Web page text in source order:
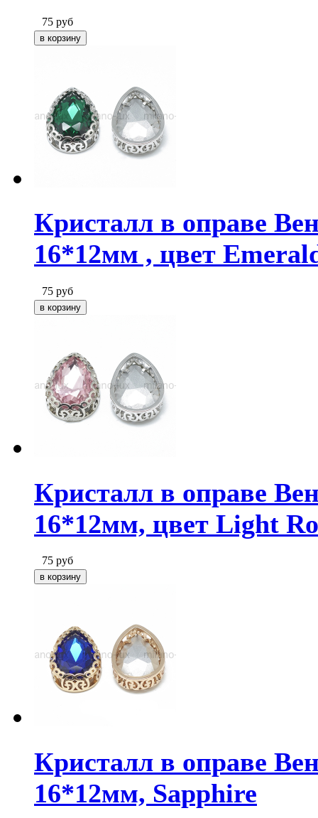
75 руб
Кристалл в оправе
16*12мм , цвет
75 руб
Кристалл в оправе
16*12мм, цвет Light
75 руб
Кристалл в оправе
16*12мм, Sapphire